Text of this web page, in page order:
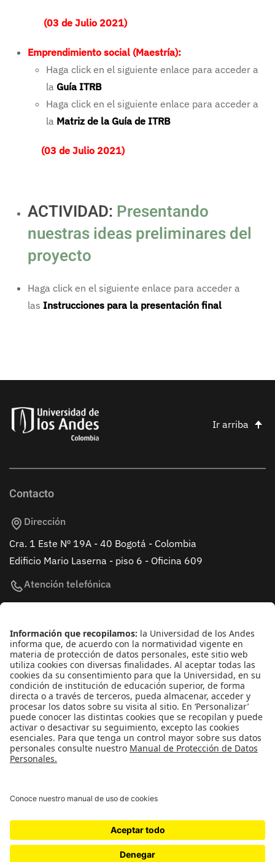
(03 de Julio 2021)
Emprendimiento social (Maestría):
Haga click en el siguiente enlace para acceder a
la Guía ITRB
Haga click en el siguiente enlace para acceder a
la Matriz de la Guía de ITRB
(03 de Julio 2021)
ACTIVIDAD: Presentando
nuestras ideas preliminares del
proyecto
Haga click en el siguiente enlace para acceder a
las Instrucciones para la presentación final
Ir arriba
Contacto
Dirección
Cra. 1 Este Nº 19A - 40 Bogotá - Colombia
Edificio Mario Laserna - piso 6 - Oficina 609
Atención telefónica
+(571) 339 49 49 - Ext. 4830
Enlaces de interés
Línea de Transparencia Uniandes
Protección de datos Personales
Transparencia y Acceso a Información Pública
1297 del 30 de mayo de 1964.Reconocimiento
personería jurídica: Resolución 28 del 23 de febrero de